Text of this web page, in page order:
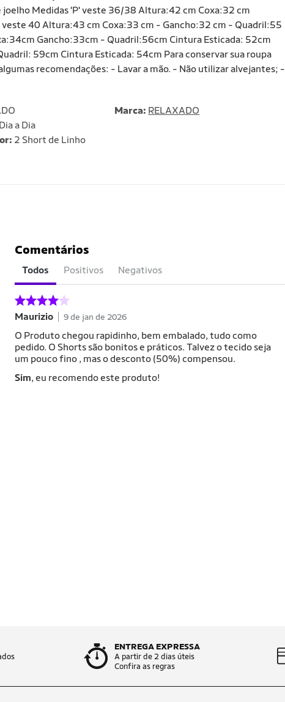
Medidas 'P' veste 36/38 Altura:42 cm Coxa:32 cm
40 Altura:43 cm Coxa:33 cm - Gancho:32 cm - Quadril:55
Gancho:33cm - Quadril:56cm Cintura Esticada: 52cm
59cm Cintura Esticada: 54cm Para conservar sua roupa
recomendações: - Lavar a mão. - Não utilizar alvejantes; -
Dia a Dia
2 Short de Linho
Marca: RELAXADO
Comentários
Todos Positivos Negativos
Maurizio 9 de jan de 2026
O Produto chegou rapidinho, bem embalado, tudo como
pedido. O Shorts são bonitos e práticos. Talvez o tecido seja
um pouco fino , mas o desconto (50%) compensou.
Sim, eu recomendo este produto!
ENTREGA EXPRESSA
A partir de 2 dias úteis
Confira as regras